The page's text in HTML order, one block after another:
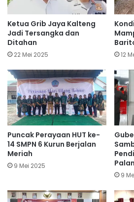
Ketua Grib Jaya Kalteng
Jadi Tersangka dan
Ditahan
22 Mei 2025 12
Puncak Perayaan HUT ke-
14 SMPN 6 Kurun Berjalan
Meriah
9 Mei 2025
9